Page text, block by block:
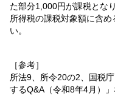
た部分1,000円が課税とな
所得税の課税対象額に含
い。
［参考］
所法9、所令20の2、国税
するQ&A（令和8年4月）